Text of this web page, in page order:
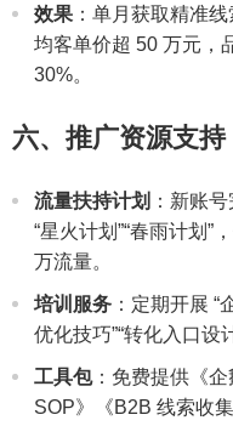
效果 ：单月获取精准
均客单价超 50 万元，
30%。
六、推广资源支持
流量扶持计划 ：新账
“星火计划”“春雨计划”
万流量。
培训服务 ：定期开展 “
优化技巧”“转化入口设
工具包：免费提供《
SOP》《B2B 线索收